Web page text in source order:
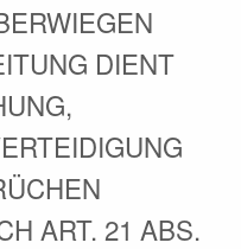
DIENT
ART. 21 ABS.